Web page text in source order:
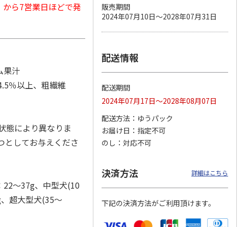
税込)
120円
(送料別・税込)
ペット線香 虹のか
なた フルーティフ
ローラルの香り
590円
(送料別・税込)
鈴虫の経木 3枚入
ら7営業日ほどで発
果汁
％以上、粗繊維
態により異なりま
としてお与えくださ
～37g、中型犬(10
超大型犬(35～
販売期間
2024年07月10日～2028年07月31日
配送情報
配送期間
2024年07月17日～2028年08月07日
配送方法
ゆうパック
お届け日
指定不可
のし
対応不可
決済方法 詳細はこちら
下記の決済方法がご利用頂けます。